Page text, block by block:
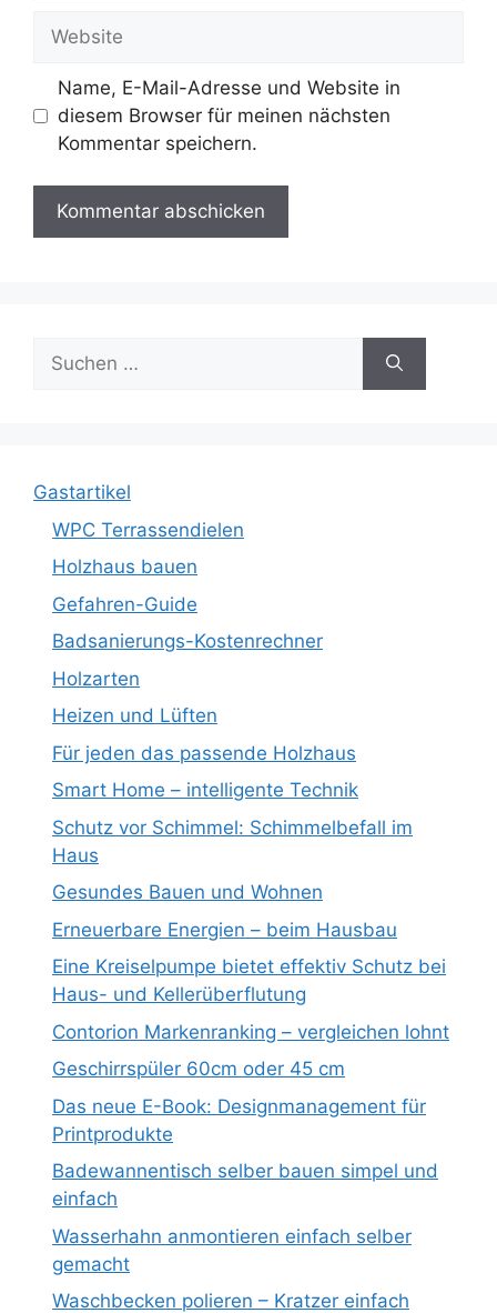
Name, E-Mail-Adresse und Website in
diesem Browser für meinen nächsten
Kommentar speichern.
Suche
nach:
Gastartikel
WPC Terrassendielen
Holzhaus bauen
Gefahren-Guide
Badsanierungs-Kostenrechner
Holzarten
Heizen und Lüften
Für jeden das passende Holzhaus
Smart Home – intelligente Technik
Schutz vor Schimmel: Schimmelbefall im
Haus
Gesundes Bauen und Wohnen
Erneuerbare Energien – beim Hausbau
Eine Kreiselpumpe bietet effektiv Schutz bei
Haus- und Kellerüberflutung
Contorion Markenranking – vergleichen lohnt
Geschirrspüler 60cm oder 45 cm
Das neue E-Book: Designmanagement für
Printprodukte
Badewannentisch selber bauen simpel und
einfach
Wasserhahn anmontieren einfach selber
gemacht
Waschbecken polieren – Kratzer einfach